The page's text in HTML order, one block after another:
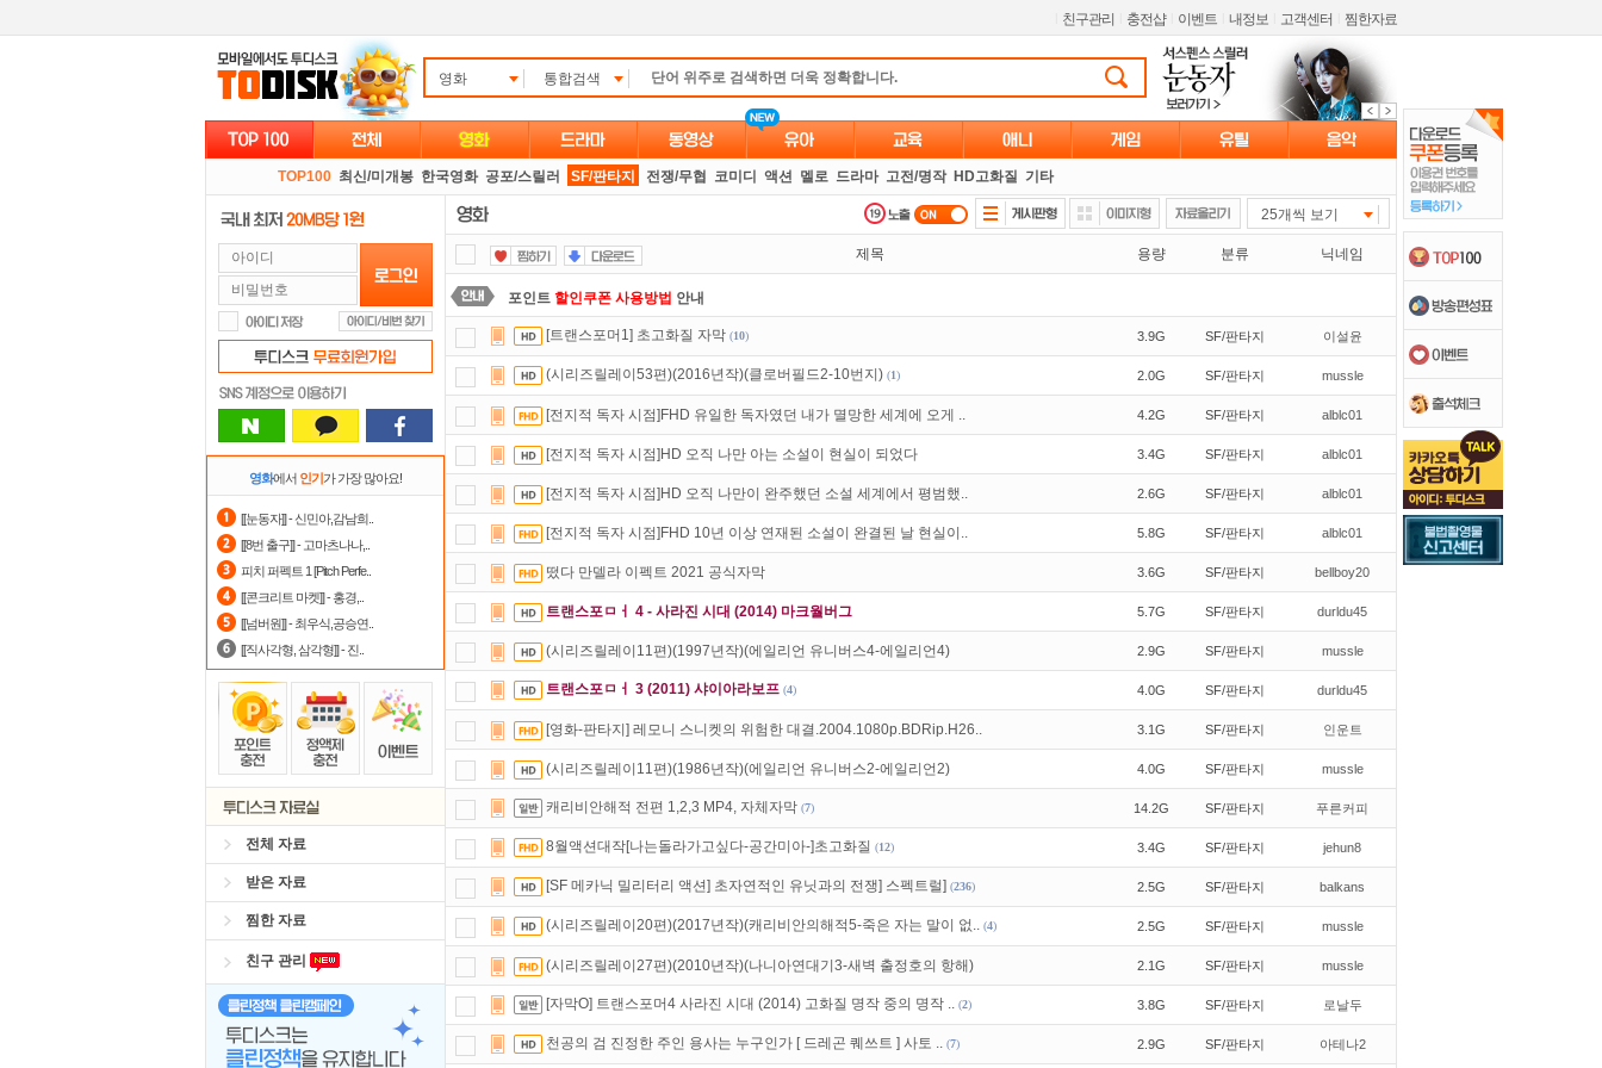
친구관리 충전샵 이벤트 내정보 고객센터 찜한자료
영화 통합검색
TOP100 최신/미개봉 한국영화 공포/스릴러 SF/판타지 전쟁/무협 코미디 액션 멜로 드라마 고전/명작 HD고화질 기타
영화에서 인기가 가장 많아요!
[[눈동자]] - 신민아,감남희..
[[8번 출구]] - 고마츠나나,..
피치 퍼펙트 1 [Pitch Perfe..
[[콘크리트 마켓]] - 홍경,..
[[넘버원]] - 최우식,공승연..
[[직사각형, 삼각형]] - 진..
전체 자료
받은 자료
찜한 자료
친구 관리
25개씩 보기
제목 용량 분류 닉네임
포인트 할인쿠폰 사용방법 안내
댓글만 잘써도무료 포인트를 드립니다!
정액제 할인쿠폰 사용방법안내
숨어있는 카드 마일리지 조회하고 100% 무료충전!
요즘 뭐가 재밌지?고민되면 눌러봐!투스토리~
출석체크이벤트!매일매일출석체크!
스마트TV로 투디스크영화,드라마,예능보자!
[트랜스포머1] 초고화질 자막 (10) 3.9G SF/판타지 이설윤
(시리즈릴레이53편)(2016년작)(클로버필드2-10번지) (1) 2.0G SF/판타지 mussle
[전지적 독자 시점]FHD 유일한 독자였던 내가 멸망한 세계에 오게 .. 4.2G SF/판타지 alblc01
[전지적 독자 시점]HD 오직 나만 아는 소설이 현실이 되었다 3.4G SF/판타지 alblc01
[전지적 독자 시점]HD 오직 나만이 완주했던 소설 세계에서 평범했.. 2.6G SF/판타지 alblc01
[전지적 독자 시점]FHD 10년 이상 연재된 소설이 완결된 날 현실이.. 5.8G SF/판타지 alblc01
떴다 만델라 이펙트 2021 공식자막 3.6G SF/판타지 bellboy20
트랜스포ㅁㅓ 4 - 사라진 시대 (2014) 마크월버그 5.7G SF/판타지 durldu45
(시리즈릴레이11편)(1997년작)(에일리언 유니버스4-에일리언4) 2.9G SF/판타지 mussle
트랜스포ㅁㅓ 3 (2011) 샤이아라보프 (4) 4.0G SF/판타지 durldu45
[영화-판타지] 레모니 스니켓의 위험한 대결.2004.1080p.BDRip.H26.. 3.1G SF/판타지 인운트
(시리즈릴레이11편)(1986년작)(에일리언 유니버스2-에일리언2) 4.0G SF/판타지 mussle
캐리비안해적 전편 1,2,3 MP4, 자체자막 (7) 14.2G SF/판타지 푸른커피
8월액션대작[나는돌라가고싶다-공간미아-]초고화질 (12) 3.4G SF/판타지 jehun8
[SF 메카닉 밀리터리 액션] 초자연적인 유닛과의 전쟁] 스펙트럴] (236) 2.5G SF/판타지 balkans
(시리즈릴레이20편)(2017년작)(캐리비안의해적5-죽은 자는 말이 없.. (4) 2.5G SF/판타지 mussle
(시리즈릴레이27편)(2010년작)(나니아연대기3-새벽 출정호의 항해) 2.1G SF/판타지 mussle
[자막O] 트랜스포머4 사라진 시대 (2014) 고화질 명작 중의 명작 .. (2) 3.8G SF/판타지 로날두
천공의 검 진정한 주인 용사는 누구인가 [ 드레곤 퀘쓰트 ] 사토 .. (7) 2.9G SF/판타지 아테나2